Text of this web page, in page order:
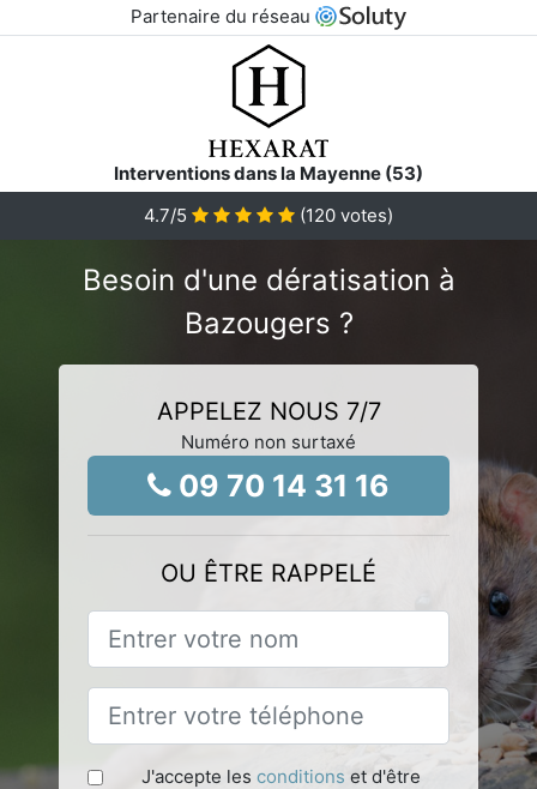
Partenaire du réseau
Interventions dans la Mayenne (53)
4.7/5 (120 votes)
Besoin d'une dératisation à
Bazougers ?
APPELEZ NOUS 7/7
Numéro non surtaxé
09 70 14 31 16
OU ÊTRE RAPPELÉ
J'accepte les conditions et d'être